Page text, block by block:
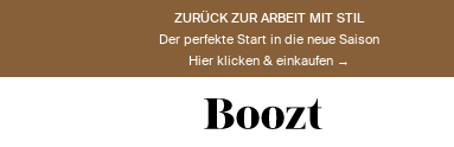
ZURÜCK ZUR ARBEIT MIT STIL
Der perfekte Start in die neue Saison
Hier klicken & einkaufen →